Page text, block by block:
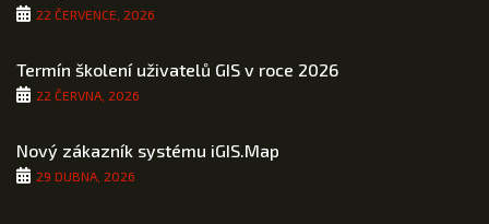
22 ČERVENCE, 2026
Termín školení uživatelů GIS v roce 2026
22 ČERVNA, 2026
Nový zákazník systému iGIS.Map
29 DUBNA, 2026